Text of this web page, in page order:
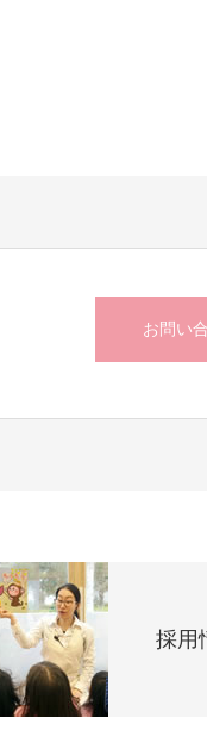
お問い
採用